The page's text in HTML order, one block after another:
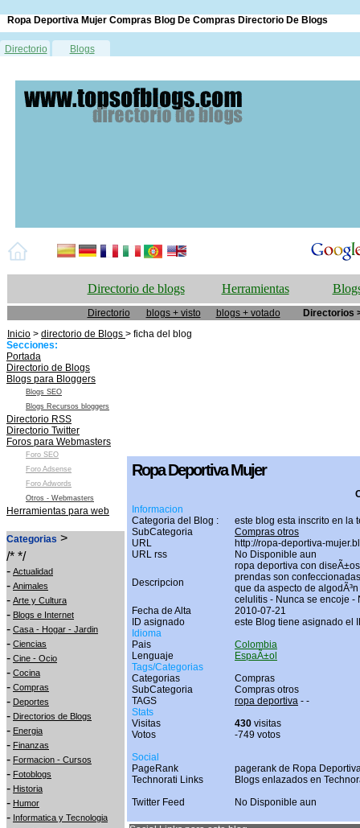
Ropa Deportiva Mujer Compras Blog De Compras Directorio De Blogs
Directorio Blogs
Directorio de blogs Herramientas
Directorio blogs + visto blogs + votado
Directorios
Inicio > directorio de Blogs > ficha del blog
Secciones:
Portada
Directorio de Blogs
Blogs para Bloggers
Blogs SEO
Blogs Recursos bloggers
Directorio RSS
Directorio Twitter
Foros para Webmasters
Foro SEO
Foro Adsense
Foro Adwords
Otros - Webmasters
Herramientas para web
Categorias >
/* */
- Actualidad
- Animales
- Arte y Cultura
- Blogs e Internet
- Casa - Hogar - Jardin
- Ciencias
- Cine - Ocio
- Cocina
- Compras
- Deportes
- Directorios de Blogs
- Energia
- Finanzas
- Formacion - Cursos
- Fotoblogs
- Historia
- Humor
- Informatica y Tecnologia
Ropa Deportiva Mujer
Informacion
Categoria del Blog :
este blog esta inscrito en la
SubCategoria
Compras otros
URL
http://ropa-deportiva-
URL rss
No Disponible aun
Descripcion
ropa deportiva con
prendas son
que da aspecto de
celulitis - Nunca se encoje -
Fecha de Alta
2010-07-21
ID asignado
este Blog tiene asignado el
Idioma
Pais
Colombia
Lenguaje
EspaÃ±ol
Tags/Categorias
Categorias
Compras
SubCategoria
Compras otros
TAGS
ropa deportiva - -
Stats
Visitas
430 visitas
Votos
-749 votos
Social
PageRank
pagerank de Ropa
Technorati Links
Blogs enlazados en
Twitter Feed
No Disponible aun